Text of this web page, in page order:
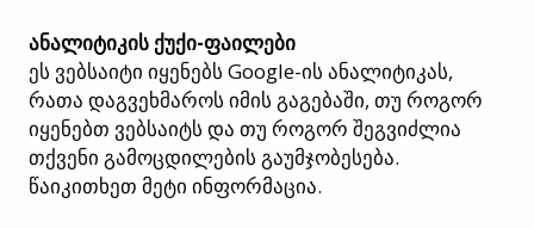
ანალიტიკის ქუქი-ფაილები
ეს ვებსაიტი იყენებს Google-ის ანალიტიკას,
რათა დაგვეხმაროს იმის გაგებაში, თუ როგორ
იყენებთ ვებსაიტს და თუ როგორ შეგვიძლია
თქვენი გამოცდილების გაუმჯობესება.
წაიკითხეთ მეტი ინფორმაცია.